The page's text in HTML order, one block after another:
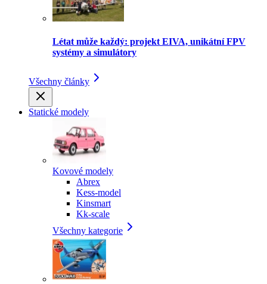
Létat může každý: projekt EIVA, unikátní FPV
systémy a simulátory
Všechny články
Statické modely
Kovové modely
Abrex
Kess-model
Kinsmart
Kk-scale
Všechny kategorie